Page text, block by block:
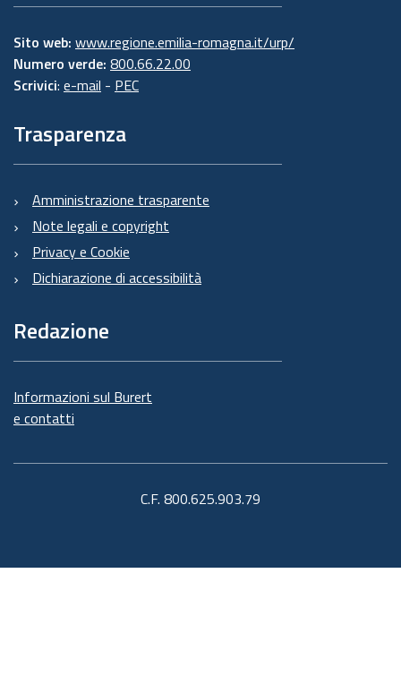
Sito web: www.regione.emilia-romagna.it/urp/
Numero verde: 800.66.22.00
Scrivici: e-mail - PEC
Trasparenza
Amministrazione trasparente
Note legali e copyright
Privacy e Cookie
Dichiarazione di accessibilità
Redazione
Informazioni sul Burert
e contatti
C.F. 800.625.903.79